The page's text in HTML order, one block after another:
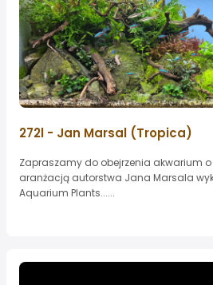
272l - Jan Marsal (Tropica)
Zapraszamy do obejrzenia akwarium
aranżacją autorstwa Jana Marsala
Aquarium Plants......